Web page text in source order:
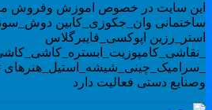
سایت در خصوص اموزش وفروش
وان_جکوزی_کابین دوش_سونا
اپوکسی_فایبرگلاس
دستی فعالیت دارد